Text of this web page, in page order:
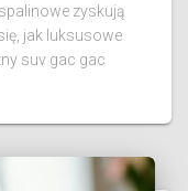
zyskują
jak luksusowe
suv gac gac